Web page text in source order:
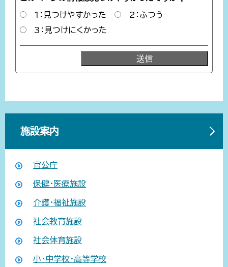
1：見つけやすかった
2：ふつう
3：見つけにくかった
施設案内
官公庁
保健・医療施設
介護・福祉施設
社会教育施設
社会体育施設
小・中学校・高等学校